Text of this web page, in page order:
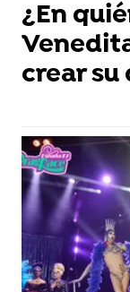
¿En
crear su